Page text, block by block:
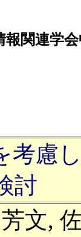
報関連学
考慮
討
文,